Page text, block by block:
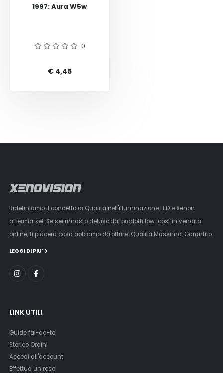
1997: Aura W5w
0
€ 4,45
Ridefiniamo il concetto di Qualità nell'illuminazione LED e Xenon
aftermarket. Se sei rimasto deluso dai prodotti low-cost in vendita
online, ti piacerà cosa abbiamo da offrire: Qualità Massima. Garantito.
LEGGI DI PIU'
LINK UTILI
Guide fai-da-te
Storico Ordini
Accedi all'account
Effettua un reso